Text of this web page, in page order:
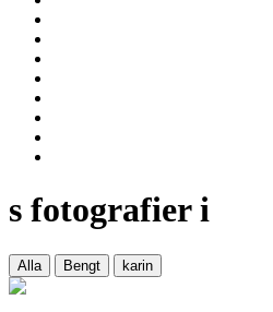
s fotografier i
Alla Bengt karin